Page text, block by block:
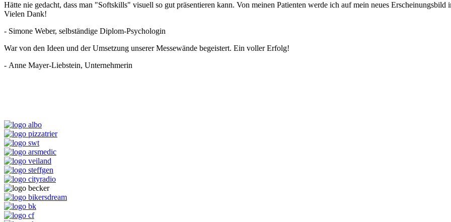
Hätte nie gedacht, dass man "Softskills" visuell so gut präsentieren kann. Von meinen Patienten werde ich auf mein neues Erscheinungsbild
Vielen Dank!
- Simone Weber, selbständige Diplom-Psychologin
War von den Ideen und der Umsetzung unserer Messewände begeistert. Ein voller Erfolg!
- Anne Mayer-Liebstein, Unternehmerin